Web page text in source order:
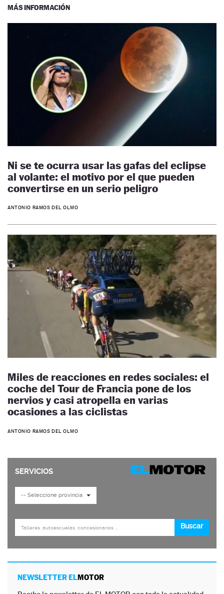
MÁS INFORMACIÓN
Ni se te ocurra usar las gafas del eclipse
al volante: el motivo por el que pueden
convertirse en un serio peligro
ANTONIO RAMOS DEL OLMO
Miles de reacciones en redes sociales: el
coche del Tour de Francia pone de los
nervios y casi atropella en varias
ocasiones a las ciclistas
ANTONIO RAMOS DEL OLMO
NEWSLETTER ELMOTOR